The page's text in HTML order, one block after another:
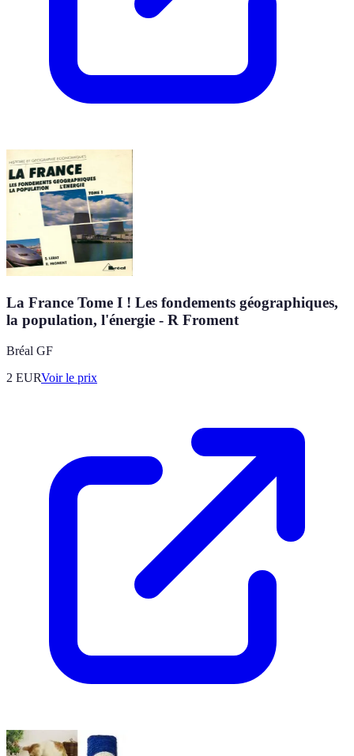
La France Tome I ! Les fondements géographiques,
la population, l'énergie - R Froment
Bréal GF
2 EURVoir le prix